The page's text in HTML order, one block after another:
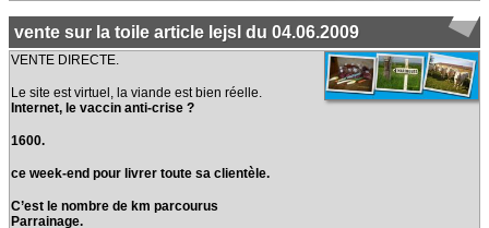
vente sur la toile article lejsl du 04.06.2009
VENTE DIRECTE.
Le site est virtuel, la viande est bien réelle.
Internet, le vaccin anti-crise ?
1600.
ce week-end pour livrer toute sa clientèle.
C’est le nombre de km parcourus
Parrainage.